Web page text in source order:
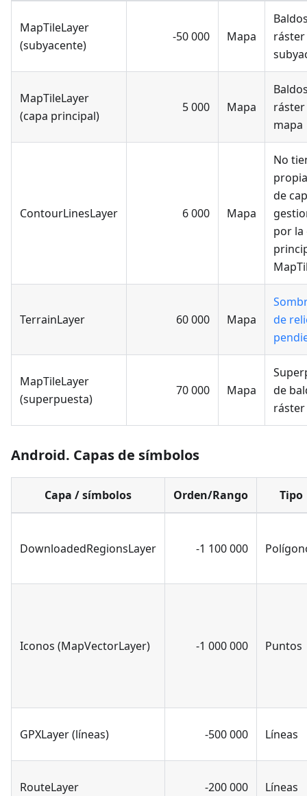
MapTileLayer
(subyacente)
-50 000 Mapa
ráster
MapTileLayer
(capa principal)
5 000 Mapa
mapa
ContourLinesLayer 6 000 Mapa
No
de
por la
TerrainLayer 60 000 Mapa
de
MapTileLayer
(superpuesta)
70 000 Mapa
de
ráster
Android. Capas de símbolos
Capa / símbolos Orden/Rango Tipo
DownloadedRegionsLayer -1 100 000
Iconos (MapVectorLayer) -1 000 000 Puntos
GPXLayer (líneas) -500 000 Líneas
RouteLayer -200 000 Líneas